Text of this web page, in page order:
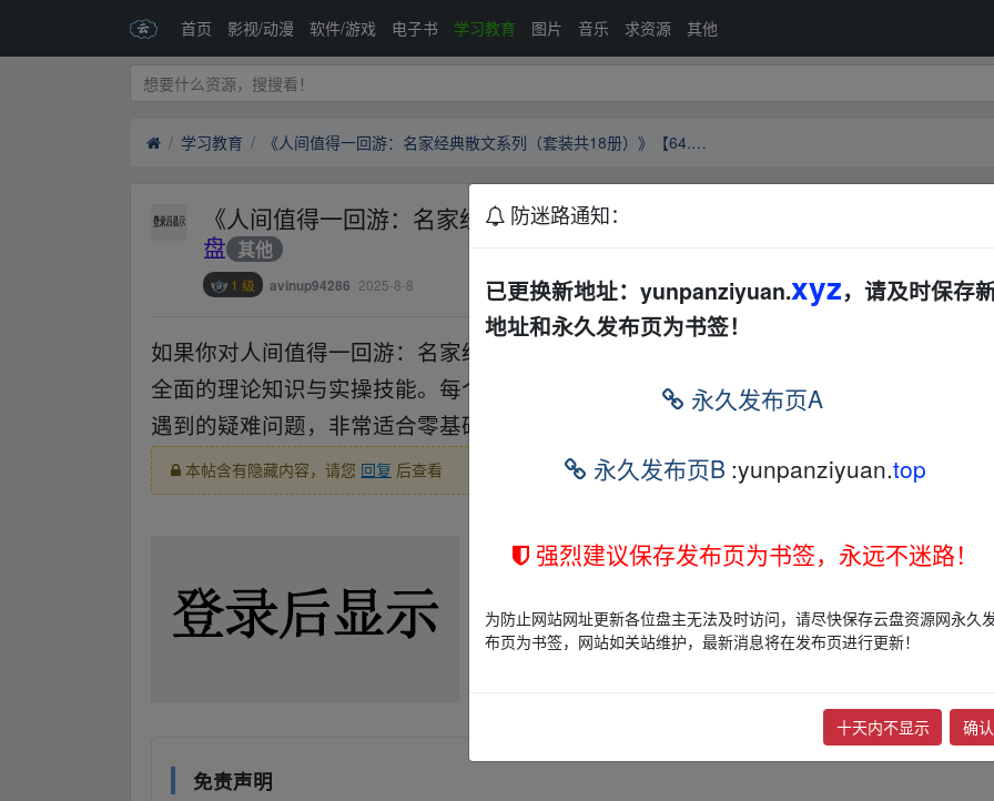
首页 影视/动漫 软件/游戏 电子书 学习教育 图片 音乐 求资源 其他
学习教育 《人间值得一回游：名家经典散文系列（套装共18册）》【64.0MB】
《人间值得一回游：名家经典散文系列（套装共18册）》【64.0MB】
夸克
盘 其他
1 级 avinup94286 2025-8-8
如果你对人间值得一回游：名家经典散文系列（套装共18册）感兴趣，这本书课程提供
全面的理论知识与实操技能。每个章节都通过生动案例帮助你理解，解决你在学习过程
遇到的疑难问题，非常适合零基础或希望提升的学习者。
本帖含有隐藏内容，请您 回复 后查看
fr▪om w ww.y、un﹏pan zi yu﹏an.xy z
免责声明
防迷路通知：
已更换新地址：yunpanziyuan.xyz，请及时保存
地址和永久发布页为书签！
永久发布页A
永久发布页B :yunpanziyuan.top
强烈建议保存发布页为书签，永远不迷路！
为防止网站网址更新各位盘主无法及时访问，请尽快保存云盘资源网永久
布页为书签，网站如关站维护，最新消息将在发布页进行更新！
十天内不显示 确认